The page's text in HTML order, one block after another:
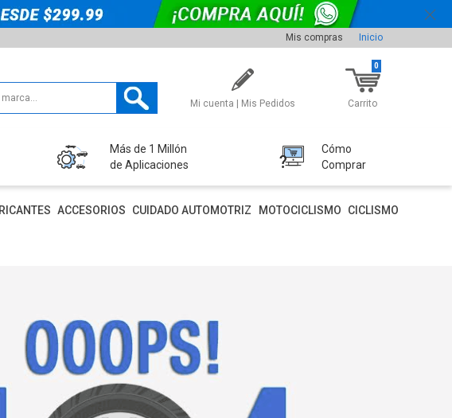
Mis compras Inicio
Mi cuenta | Mis Pedidos Carrito
0
Más de 1 Millón
de Aplicaciones
Cómo
Comprar
ACCESORIOS CUIDADO AUTOMOTRIZ MOTOCICLISMO CICLISMO